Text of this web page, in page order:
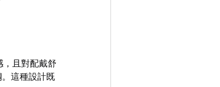
BROWNE
，且對配戴舒
這種設計既